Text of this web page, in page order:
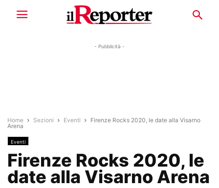
- Pubblicità -
Home Sezioni Eventi
Firenze Rocks 2020, le date alla Visarno
Arena
Eventi
Firenze Rocks 2020, le
date alla Visarno Arena